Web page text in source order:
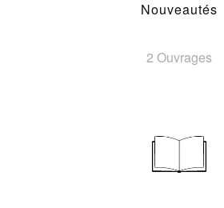
Nouveautés
2 Ouvrages